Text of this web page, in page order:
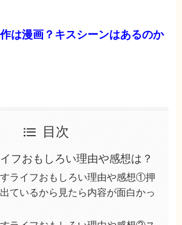
は漫画？キスシーンはあるのか
目次
フおもしろい理由や感想は？
ライフおもしろい理由や感想①押
ているから見たら内容が面白かっ